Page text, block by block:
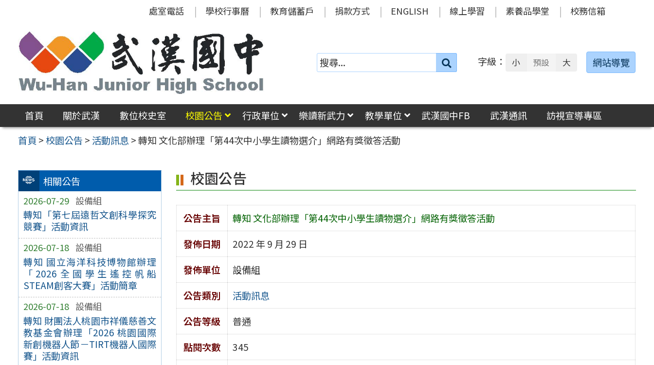
區
處室電話 學校行事曆 教育儲蓄戶 捐款方式 ENGLISH 線上學習 素養品學堂 校務信箱
搜
字級： 小 預設 大 網站導覽
首頁 關於武漢 數位校史室 校園公告 行政單位 樂讀新武力 教學單位 武漢國中FB 武漢通訊
訪視宣導專區
首頁 >校園公告 > 活動訊息 >轉知 文化部辦理「第44次中小學生讀物選介」網路有獎徵答活動
相關公告
2026-07-29 設備組
轉知「第七屆遠哲文創科學探究
競賽」活動資訊
2026-07-18 設備組
轉知 國立海洋科技博物館辦理
「2026全國學生遙控帆船
STEAM創客大賽」活動簡章
2026-07-18 設備組
轉知 財團法人桃園市祥儀慈善文
教基金會辦理「2026 桃園國際
新創機器人節－TIRT機器人國際
賽」活動資訊
校園公告
公告主旨
轉知 文化部辦理「第44次中小學生讀物選介」網路有獎徵答活動
發佈日期
2022 年 9 月 29 日
發佈單位
設備組
公告類別
活動訊息
公告等級
普通
點閱次數
345